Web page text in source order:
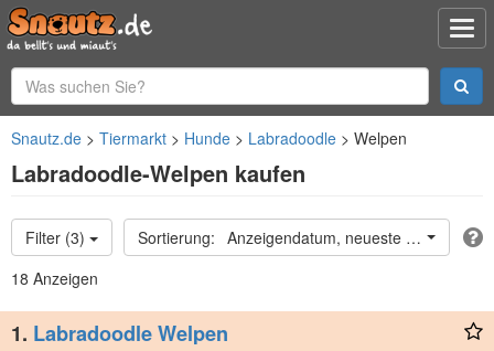
Snautz.de Tiermarkt Hunde Labradoodle Welpen
Labradoodle-Welpen kaufen
Filter (3)
Anzeigendatum, neueste oben
18 Anzeigen
1. Labradoodle Welpen